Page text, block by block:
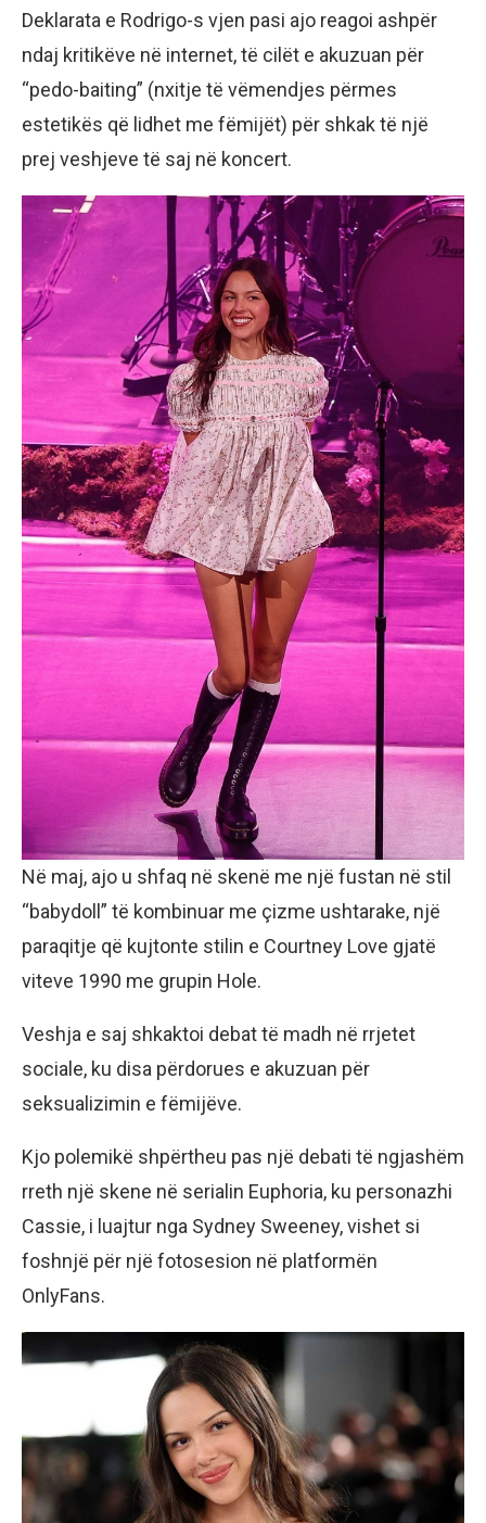
Deklarata e Rodrigo-s vjen pasi ajo reagoi ashpër
ndaj kritikëve në internet, të cilët e akuzuan për
“pedo-baiting” (nxitje të vëmendjes përmes
estetikës që lidhet me fëmijët) për shkak të një
prej veshjeve të saj në koncert.
Në maj, ajo u shfaq në skenë me një fustan në stil
“babydoll” të kombinuar me çizme ushtarake, një
paraqitje që kujtonte stilin e Courtney Love gjatë
viteve 1990 me grupin Hole.
Veshja e saj shkaktoi debat të madh në rrjetet
sociale, ku disa përdorues e akuzuan për
seksualizimin e fëmijëve.
Kjo polemikë shpërtheu pas një debati të ngjashëm
rreth një skene në serialin Euphoria, ku personazhi
Cassie, i luajtur nga Sydney Sweeney, vishet si
foshnjë për një fotosesion në platformën
OnlyFans.